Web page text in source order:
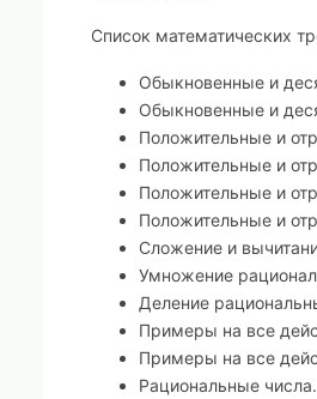
Список математических
Обыкновенные и
Обыкновенные и
Положительные и
Положительные и
Положительные и
Положительные и
Сложение и
Умножение
Деление
Примеры на все
Примеры на все
Рациональные числа.